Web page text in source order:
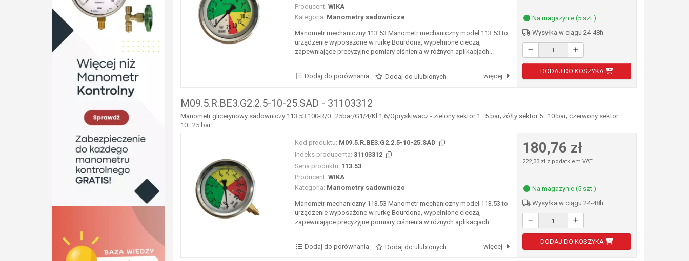
Producent: WIKA
Kategoria: Manometry sadownicze
Manometr mechaniczny 113.53 Manometr mechaniczny model 113.53 to
urządzenie wyposażone w rurkę Bourdona, wypełnione cieczą,
zapewniające precyzyjne pomiary ciśnienia w różnych aplikacjach...
Dodaj do porównania Dodaj do ulubionych więcej
Na magazynie (5 szt.)
Wysyłka w ciągu 24-48h
DODAJ DO KOSZYKA
M09.5.R.BE3.G2.2.5-10-25.SAD - 31103312
Manometr glicerynowy sadowniczy 113.53.100-R/0...25bar/G1/4/Kl.1,6/Opryskiwacz - zielony sektor 1...5 bar; żółty sektor 5...10 bar; czerwony sektor
10...25 bar
Kod produktu: M09.5.R.BE3.G2.2.5-10-25.SAD
Indeks producenta: 31103312
Seria produktu: 113.53
Producent: WIKA
Kategoria: Manometry sadownicze
Manometr mechaniczny 113.53 Manometr mechaniczny model 113.53 to
urządzenie wyposażone w rurkę Bourdona, wypełnione cieczą,
zapewniające precyzyjne pomiary ciśnienia w różnych aplikacjach...
Dodaj do porównania Dodaj do ulubionych więcej
180,76 zł
222,33 zł z podatkiem VAT
Na magazynie (5 szt.)
Wysyłka w ciągu 24-48h
DODAJ DO KOSZYKA